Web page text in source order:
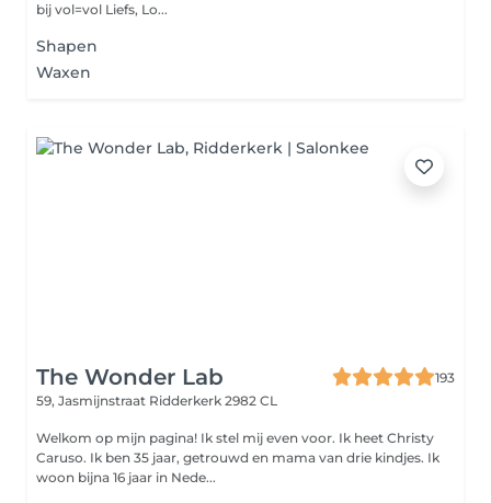
bij vol=vol Liefs, Lo...
Shapen
Waxen
The Wonder Lab
193
59, Jasmijnstraat Ridderkerk 2982 CL
Welkom op mijn pagina! Ik stel mij even voor. Ik heet Christy
Caruso. Ik ben 35 jaar, getrouwd en mama van drie kindjes. Ik
woon bijna 16 jaar in Nede...